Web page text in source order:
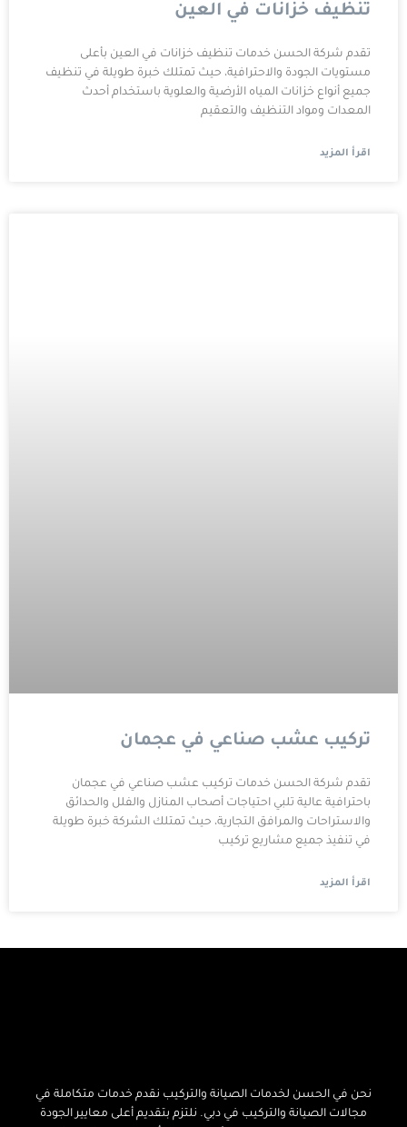
تنظيف خزانات في العين
تقدم شركة الحسن خدمات تنظيف خزانات في العين بأعلى
مستويات الجودة والاحترافية، حيث تمتلك خبرة طويلة في تنظيف
جميع أنواع خزانات المياه الأرضية والعلوية باستخدام أحدث
المعدات ومواد التنظيف والتعقيم
اقرأ المزيد
تركيب عشب صناعي في عجمان
تقدم شركة الحسن خدمات تركيب عشب صناعي في عجمان
باحترافية عالية تلبي احتياجات أصحاب المنازل والفلل والحدائق
والاستراحات والمرافق التجارية، حيث تمتلك الشركة خبرة طويلة
في تنفيذ جميع مشاريع تركيب
اقرأ المزيد
نحن في الحسن لخدمات الصيانة والتركيب نقدم خدمات متكاملة في
مجالات الصيانة والتركيب في دبي. نلتزم بتقديم أعلى معايير الجودة